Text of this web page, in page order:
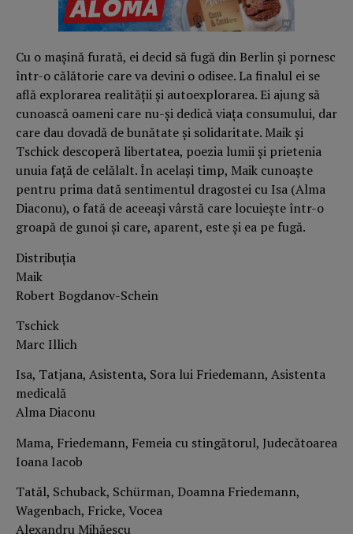
Cu o mașină furată, ei decid să fugă din Berlin și pornesc
într-o călătorie care va devini o odisee. La finalul ei se
află explorarea realității și autoexplorarea. Ei ajung să
cunoască oameni care nu-și dedică viața consumului, dar
care dau dovadă de bunătate și solidaritate. Maik și
Tschick descoperă libertatea, poezia lumii și prietenia
unuia față de celălalt. În același timp, Maik cunoaște
pentru prima dată sentimentul dragostei cu Isa (Alma
Diaconu), o fată de aceeași vârstă care locuiește într-o
groapă de gunoi și care, aparent, este și ea pe fugă.
Distribuția
Maik
Robert Bogdanov-Schein
Tschick
Marc Illich
Isa, Tatjana, Asistenta, Sora lui Friedemann, Asistenta
medicală
Alma Diaconu
Mama, Friedemann, Femeia cu stingătorul, Judecătoarea
Ioana Iacob
Tatăl, Schuback, Schürman, Doamna Friedemann,
Wagenbach, Fricke, Vocea
Alexandru Mihăescu